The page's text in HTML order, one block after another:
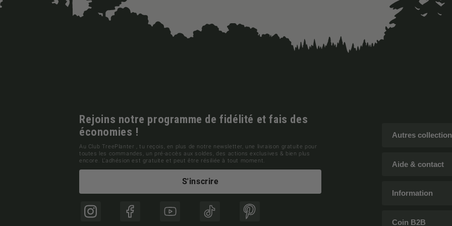
Rejoins notre programme de fidélité et fais des
économies !
Au Club TreePlanter , tu reçois, en plus de notre newsletter, une livraison gratuite pour
toutes les commandes, un pré-accès aux soldes, des actions exclusives & bien plus
encore. L'adhésion est gratuite et peut être résiliée à tout moment.
S'inscrire
Instagram Facebook YouTube TikTok Pinterest
Autres
Aide & contact
Information
Coin B2B